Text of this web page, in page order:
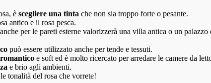
è scegliere una tinta che non sia troppo forte o pesante.
antico e il rosa pesca.
per le pareti esterne valorizzerà una villa antica o un palazzo
può essere utilizzato anche per tende e tessuti.
romantico e soft ed è molto ricercato per arredare le camere da
e brio agli ambienti.
tonalità del rosa che vorrete!